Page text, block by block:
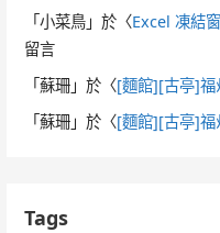
「小菜鳥 」於〈Excel 凍結
留言
「蘇珊 」於〈[麵館][古亭]福
「蘇珊 」於〈[麵館][古亭]福
Tags